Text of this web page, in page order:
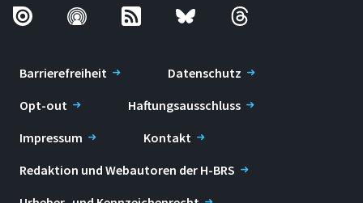
Barrierefreiheit
Datenschutz
Opt-out
Haftungsausschluss
Impressum
Kontakt
Redaktion und Webautoren der H-BRS